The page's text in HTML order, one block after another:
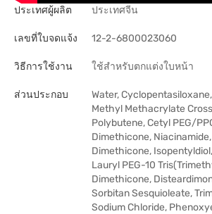
ประเทศผู้ผลิต ประเทศจีน
เลขที่ใบจดแจ้ง 12-2-6800023060
วิธีการใช้งาน ใช้สำหรับตกแต่งใบหน้า
ส่วนประกอบ
Water,
Methyl Methacrylate
Polybutene, Cetyl PEG/
Dimethicone, Niacinamide,
Dimethicone,
Lauryl PEG-10
Dimethicone,
Sorbitan Sesquioleate,
Sodium Chloride,